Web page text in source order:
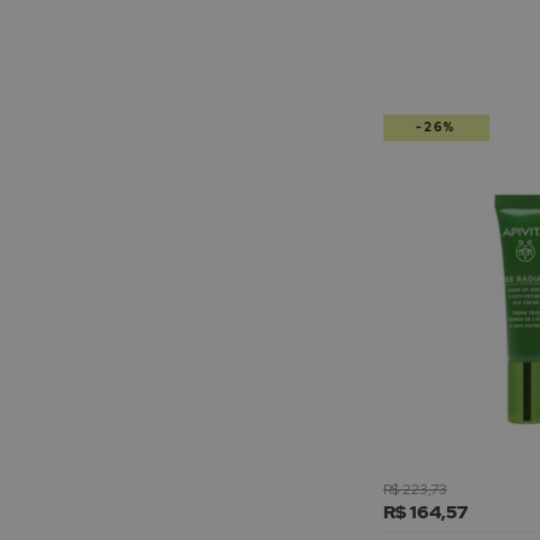
R$ 164,57
R$ 223,73
-26%